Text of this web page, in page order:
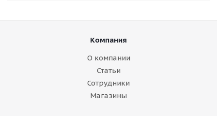
Компания
О компании
Статьи
Сотрудники
Магазины